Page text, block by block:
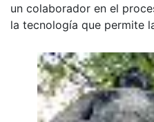
un colaborador en el
la tecnología que permite